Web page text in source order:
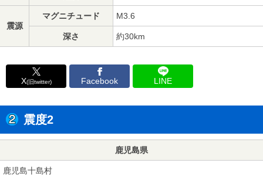
震源
マグニチュード M3.6
深さ 約30km
X(旧twitter) Facebook LINE
震度2
鹿児島県
鹿児島十島村